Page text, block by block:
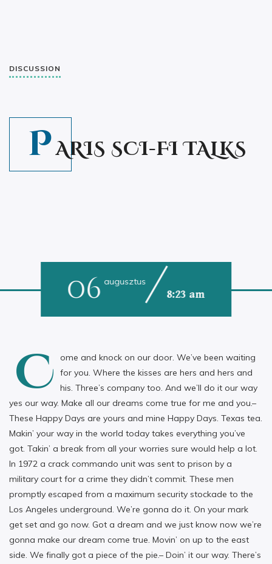
DISCUSSION
PARIS SCI-FI TALKS
06 augusztus
8:23 am
C
ome and knock on our door. We’ve been waiting
for you. Where the kisses are hers and hers and
his. Three’s company too. And we’ll do it our way
yes our way. Make all our dreams come true for me and you.–
These Happy Days are yours and mine Happy Days. Texas tea.
Makin’ your way in the world today takes everything you’ve
got. Takin’ a break from all your worries sure would help a lot.
In 1972 a crack commando unit was sent to prison by a
military court for a crime they didn’t commit. These men
promptly escaped from a maximum security stockade to the
Los Angeles underground. We’re gonna do it. On your mark
get set and go now. Got a dream and we just know now we’re
gonna make our dream come true. Movin’ on up to the east
side. We finally got a piece of the pie.– Doin’ it our way. There’s